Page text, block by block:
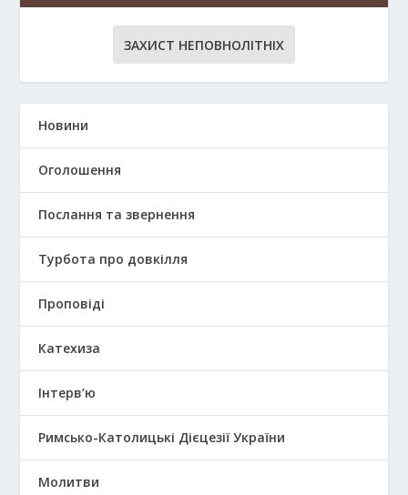
ЗАХИСТ НЕПОВНОЛІТНІХ
Новини
Оголошення
Послання та звернення
Турбота про довкілля
Проповіді
Катехиза
Інтерв’ю
Римсько-Католицькі Дієцезії України
Молитви